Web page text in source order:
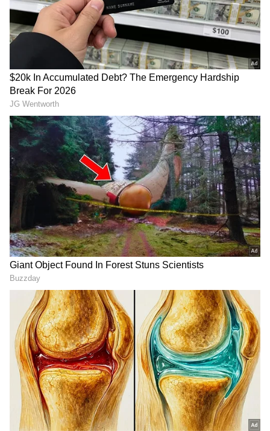
తమిళనాడు బడ్జెట్ విజయ్
ఆసక్తికర కేటాయింపులు | Tamil
Nadu CM Vijay Mega Budget
వెనకా, ముందు ఎస్కార్ట్ రైళ్లు..
మధ్యలో రాష్ట్రపతి కోసం ప్రత్యేక
రైలు. ఇదొక న‌డిచే రాజ‌భ‌వ‌నం
LATEST VIDEOS
గుజరాత్‌లో వింత ఘటన అలల్లా ఎగసి
పడుతున్న బావి నీళ్లు | Virparada village |
Gujarat mysterious well
బంగాళాఖాతంలో అల్పపీడనం...ఇక ఏపీలో
దంచుడే | Asianet News Telugu